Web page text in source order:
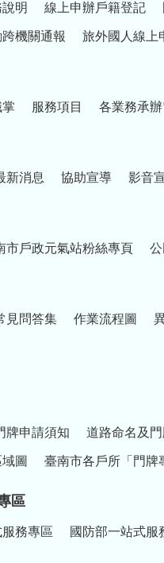
明 線上申辦戶籍登記
機關通報 旅外國人線上
掌 服務項目 各業務承
新消息 協助宣導 影音
市戶政元氣站粉絲專頁
見問答集 作業流程圖
牌申請須知 道路命名及
圖 臺南市各戶所「門牌
區
務專區 國防部一站式服